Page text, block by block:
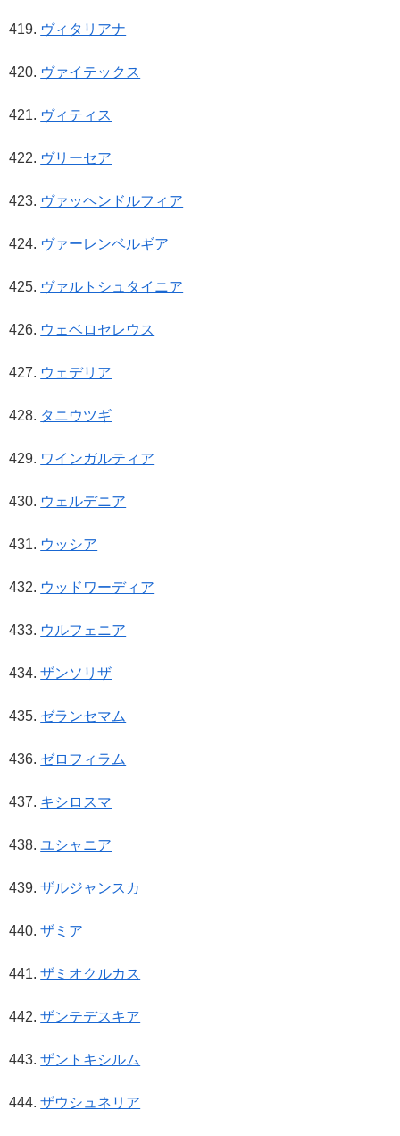
ヴィタリアナ
ヴァイテックス
ヴィティス
ヴリーセア
ヴァッヘンドルフィア
ヴァーレンベルギア
ヴァルトシュタイニア
ウェベロセレウス
ウェデリア
タニウツギ
ワインガルティア
ウェルデニア
ウッシア
ウッドワーディア
ウルフェニア
ザンソリザ
ゼランセマム
ゼロフィラム
キシロスマ
ユシャニア
ザルジャンスカ
ザミア
ザミオクルカス
ザンテデスキア
ザントキシルム
ザウシュネリア